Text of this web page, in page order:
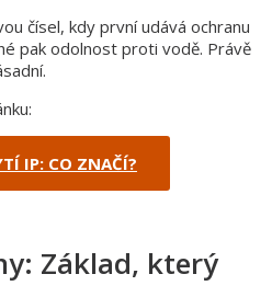
čísel, kdy první udává ochranu
pak odolnost proti vodě. Právě
IP: CO ZNAČÍ?
Základ, který